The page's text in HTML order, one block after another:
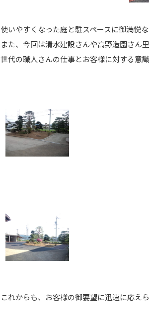
使いやすくなった庭と駐スペースに御満悦
また、今回は清水建設さんや高野造園さん
世代の職人さんの仕事とお客様に対する意
これからも、お客様の御要望に迅速に応え